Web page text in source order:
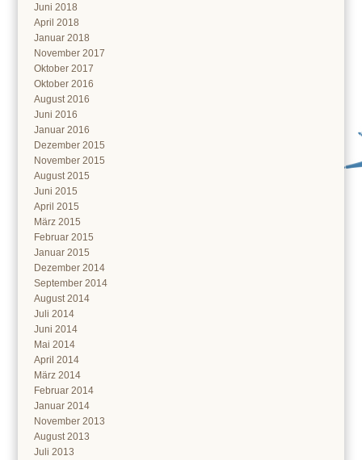
Juni 2018
April 2018
Januar 2018
November 2017
Oktober 2017
Oktober 2016
August 2016
Juni 2016
Januar 2016
Dezember 2015
November 2015
August 2015
Juni 2015
April 2015
März 2015
Februar 2015
Januar 2015
Dezember 2014
September 2014
August 2014
Juli 2014
Juni 2014
Mai 2014
April 2014
März 2014
Februar 2014
Januar 2014
November 2013
August 2013
Juli 2013